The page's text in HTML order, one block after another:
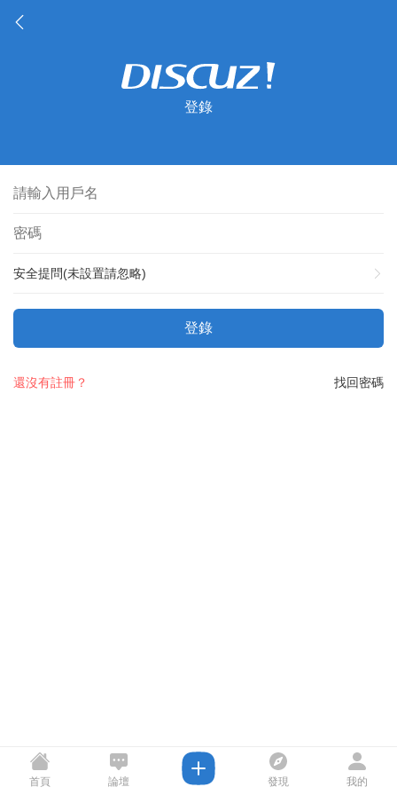
登錄
安全提問(未設置請忽略)
登錄
找回密碼
還沒有註冊？
首頁 論壇 發現 我的